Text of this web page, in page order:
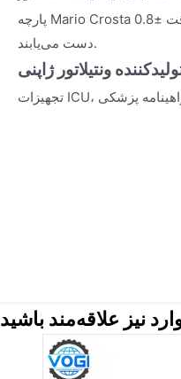
پارچه Mario Crosta نوسانات فشار مخزن رنگ را در زمان واقعی پایش می‌کنند و به دقت ±0.8% FS
دست می‌یابند.